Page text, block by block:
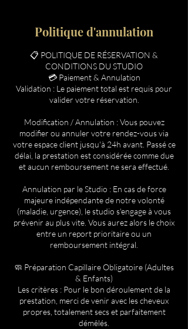
Politique d'annulation
📋 POLITIQUE DE RÉSERVATION &
CONDITIONS DU STUDIO
💳 Paiement & Annulation
Validation : Le paiement total est requis pour
valider votre réservation.
Modification / Annulation : Vous pouvez
modifier ou annuler votre rendez-vous via
votre espace client jusqu'à 24h avant. Passé ce
délai, la prestation est considérée comme due
et aucun remboursement ne sera effectué.
Annulation par le Studio : En cas de force
majeure indépendante de notre volonté
(maladie, urgence), le studio s'engage à vous
prévenir au plus vite. Vous aurez alors le choix
entre un report prioritaire ou un
remboursement intégral.
🧼 Préparation Capillaire Obligatoire (Adultes
& Enfants)
Les critères : Pour le bon déroulement de la
prestation, merci de venir avec les cheveux
propres, totalement secs et parfaitement
démêlés.